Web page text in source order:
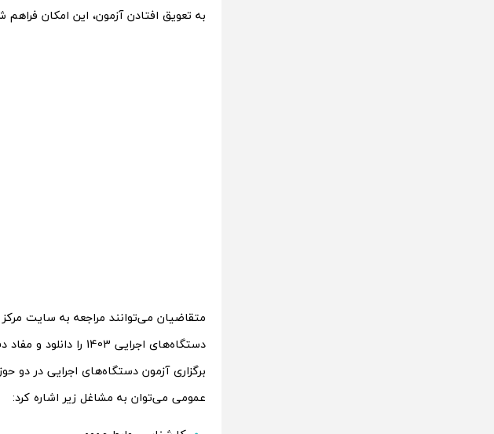
به تعویق افتادن آزمون، این امکان
دستگاه‌های اجرایی
برگزاری آزمون دستگاه‌های اجرایی در
عمومی می‌توان به مشاغل زیر اشاره کرد: